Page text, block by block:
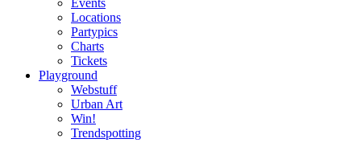
Locations
Partypics
Charts
Tickets
Playground
Webstuff
Urban Art
Win!
Trendspotting